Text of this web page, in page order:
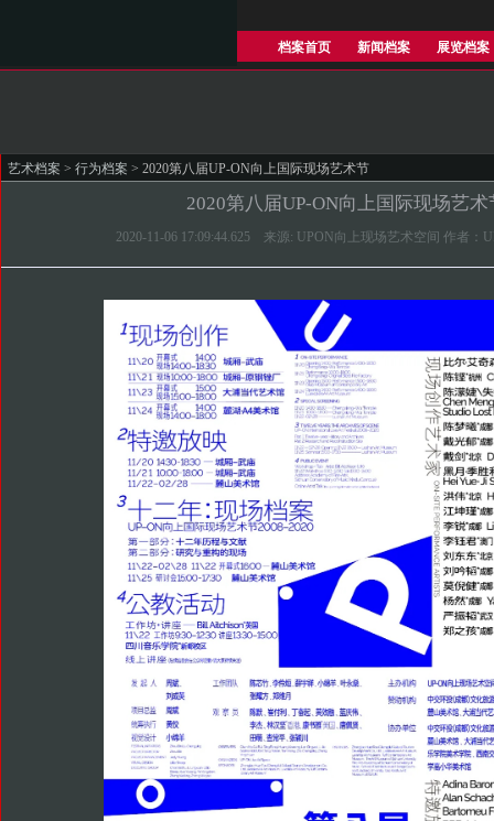
档案首页 新闻档案 展览档案
艺术档案 > 行为档案 > 2020第八届UP-ON向上国际现场艺术节
2020第八届UP-ON向上国际现场艺术
2020-11-06 17:09:44.625 来源: UPON向上现场艺术空间 作者：